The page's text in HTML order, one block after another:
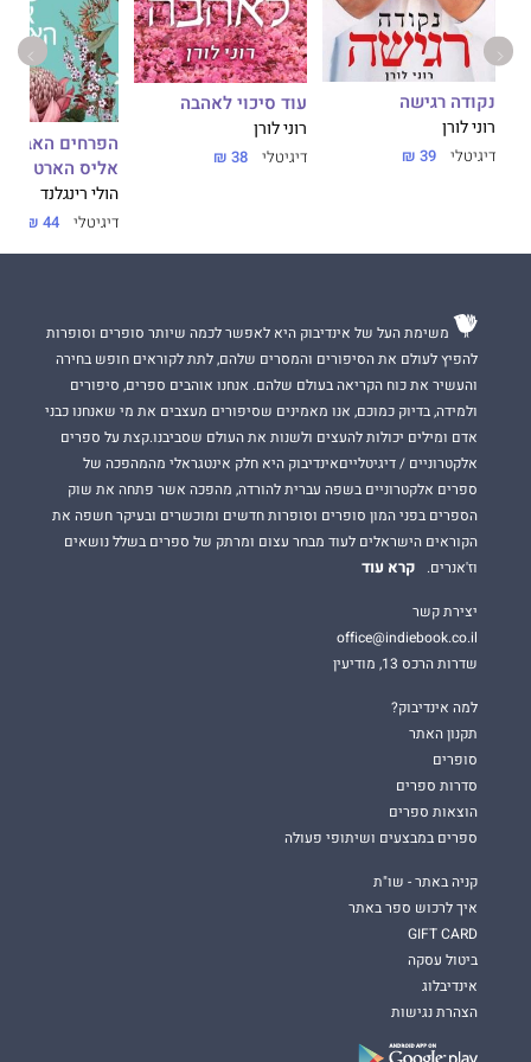
נקודה רגישה
רוני לורן
דיגיטלי 39 ₪
עוד סיכוי לאהבה
רוני לורן
דיגיטלי 38 ₪
הפרחים
אליס הארט
הולי רינגלנד
דיגיטלי 44 ₪
משימת העל של אינדיבוק היא לאפשר לכמה שיותר סופרים וסופרות
להפיץ לעולם את הסיפורים והמסרים שלהם, לתת לקוראים חופש בחירה
והעשיר את כוח הקריאה בעולם שלהם. אנחנו אוהבים ספרים, סיפורים
ולמידה, בדיוק כמוכם, אנו מאמינים שסיפורים מעצבים את מי שאנחנו כבני
אדם ומילים יכולות להעצים ולשנות את העולם שסביבנו.קצת על ספרים
אלקטרוניים / דיגיטלייםאינדיבוק היא חלק אינטגראלי מהמהפכה של
ספרים אלקטרוניים בשפה עברית להורדה, מהפכה אשר פתחה את שוק
הספרים בפני המון סופרים וסופרות חדשים ומוכשרים ובעיקר חשפה את
הקוראים הישראלים לעוד מבחר עצום ומרתק של ספרים בשלל נושאים
וז'אנרים.
קרא עוד
יצירת קשר
office@indiebook.co.il
שדרות הרכס 13, מודיעין
למה אינדיבוק?
תקנון האתר
סופרים
סדרות ספרים
הוצאות ספרים
ספרים במבצעים ושיתופי פעולה
קניה באתר - שו"ת
איך לרכוש ספר באתר
GIFT CARD
ביטול עסקה
אינדיבלוג
הצהרת נגישות